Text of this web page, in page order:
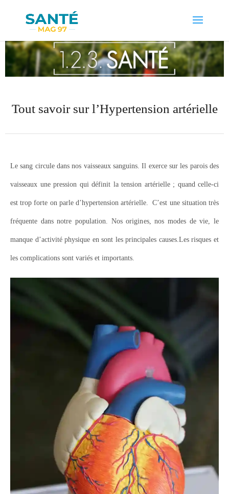
Tout savoir sur l’Hypertension artérielle
Le sang circule dans nos vaisseaux sanguins. Il exerce sur les parois des
vaisseaux une pression qui définit la tension artérielle ; quand celle-ci
est trop forte on parle d’hypertension artérielle. C’est une situation très
fréquente dans notre population. Nos origines, nos modes de vie, le
manque d’activité physique en sont les principales causes.Les risques et
les complications sont variés et importants.